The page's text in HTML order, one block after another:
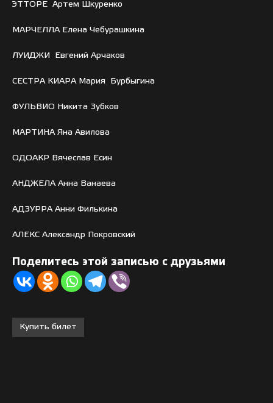
ЭТТОРЕ Артем Шкуренко
МАРЧЕЛЛА Елена Чебурашкина
ЛУИДЖИ Евгений Арчаков
СЕСТРА КИАРА Мария Бурбыгина
ФУЛЬВИО Никита Зубков
МАРТИНА Яна Авилова
ОДОАКР Вячеслав Есин
АНДЖЕЛА Анна Ванаева
АДЗУРРА Анни Филькина
АЛЕКС Александр Покровский
Поделитесь этой записью с друзьями
Купить билет